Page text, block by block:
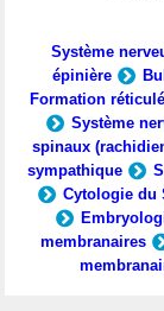
Système
épinière
Formation
Système
spinaux
sympathique
Cytologie du
membranaires